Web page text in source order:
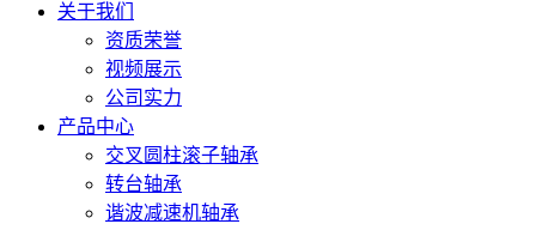
关于我们
资质荣誉
视频展示
公司实力
产品中心
交叉圆柱滚子轴承
转台轴承
谐波减速机轴承